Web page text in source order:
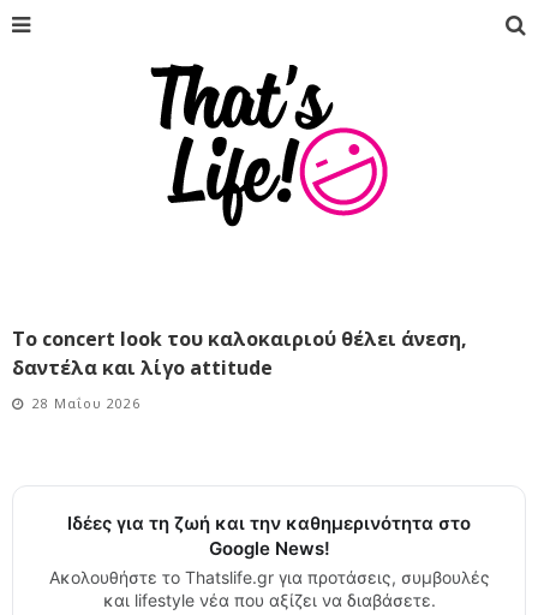
Το concert look του καλοκαιριού θέλει άνεση,
δαντέλα και λίγο attitude
28 Μαΐου 2026
Ιδέες για τη ζωή και την καθημερινότητα στο
Google News!
Ακολουθήστε το Thatslife.gr για προτάσεις, συμβουλές
και lifestyle νέα που αξίζει να διαβάσετε.